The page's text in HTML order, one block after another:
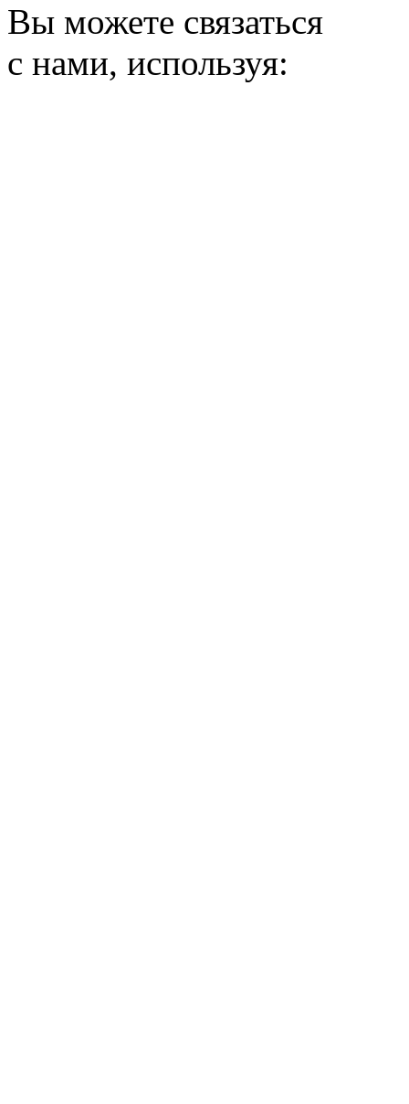
Вы можете связаться
с нами, используя: